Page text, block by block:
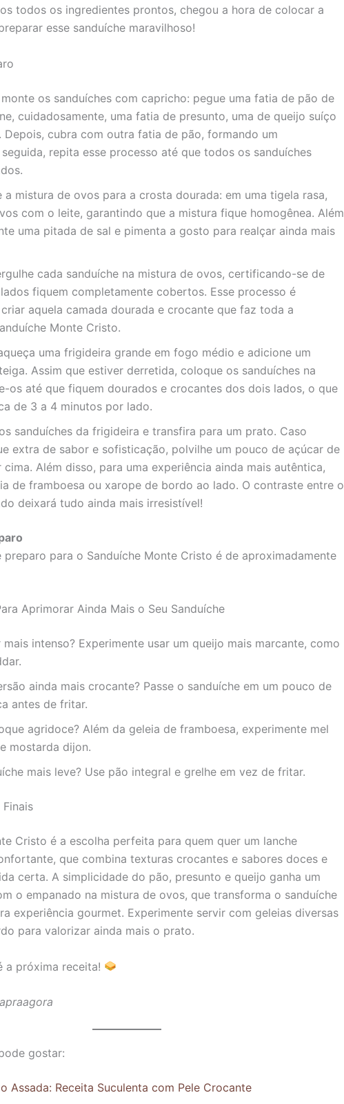
todos os ingredientes prontos, chegou a hora de colocar a
esse sanduíche maravilhoso!
os sanduíches com capricho: pegue uma fatia de pão de
cuidadosamente, uma fatia de presunto, uma de queijo suíço
Depois, cubra com outra fatia de pão, formando um
seguida, repita esse processo até que todos os sanduíches
a mistura de ovos para a crosta dourada: em uma tigela rasa,
com o leite, garantindo que a mistura fique homogênea. Além
uma pitada de sal e pimenta a gosto para realçar ainda mais
cada sanduíche na mistura de ovos, certificando-se de
fiquem completamente cobertos. Esse processo é
aquela camada dourada e crocante que faz toda a
Monte Cristo.
uma frigideira grande em fogo médio e adicione um
Assim que estiver derretida, coloque os sanduíches na
os até que fiquem dourados e crocantes dos dois lados, o que
de 3 a 4 minutos por lado.
sanduíches da frigideira e transfira para um prato. Caso
extra de sabor e sofisticação, polvilhe um pouco de açúcar de
Além disso, para uma experiência ainda mais autêntica,
de framboesa ou xarope de bordo ao lado. O contraste entre o
deixará tudo ainda mais irresistível!
preparo para o Sanduíche Monte Cristo é de aproximadamente
Aprimorar Ainda Mais o Seu Sanduíche
mais intenso? Experimente usar um queijo mais marcante, como
ainda mais crocante? Passe o sanduíche em um pouco de
antes de fritar.
agridoce? Além da geleia de framboesa, experimente mel
mostarda dijon.
mais leve? Use pão integral e grelhe em vez de fritar.
Cristo é a escolha perfeita para quem quer um lanche
que combina texturas crocantes e sabores doces e
certa. A simplicidade do pão, presunto e queijo ganha um
o empanado na mistura de ovos, que transforma o sanduíche
experiência gourmet. Experimente servir com geleias diversas
para valorizar ainda mais o prato.
a próxima receita!
gostar:
Assada: Receita Suculenta com Pele Crocante